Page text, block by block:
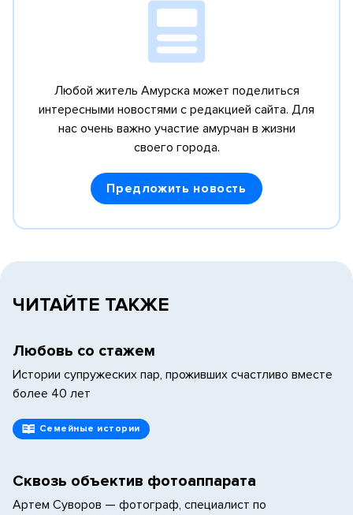
Любой житель Амурска может поделиться
интересными новостями с редакцией сайта. Для
нас очень важно участие амурчан в жизни
своего города.
Предложить новость
ЧИТАЙТЕ ТАКЖЕ
Любовь со стажем
Истории супружеских пар, проживших счастливо вместе
более 40 лет
Семейные истории
Сквозь объектив фотоаппарата
Артем Суворов — фотограф, специалист по